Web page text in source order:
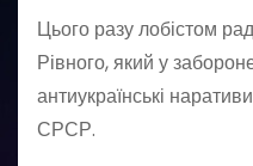
Цього разу лобістом
Рівного, який у
антиукраїнські
СРСР.